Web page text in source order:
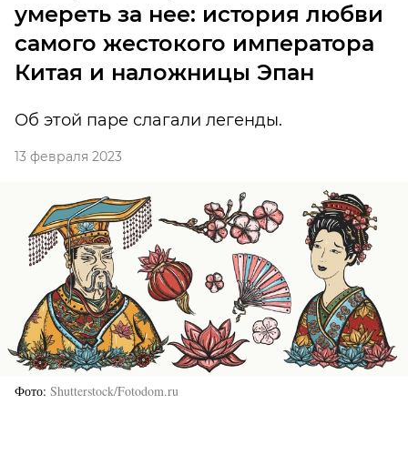
умереть за нее: история любви
самого жестокого императора
Китая и наложницы Эпан
Об этой паре слагали легенды.
13 февраля 2023
Фото Shutterstock/Fotodom.ru